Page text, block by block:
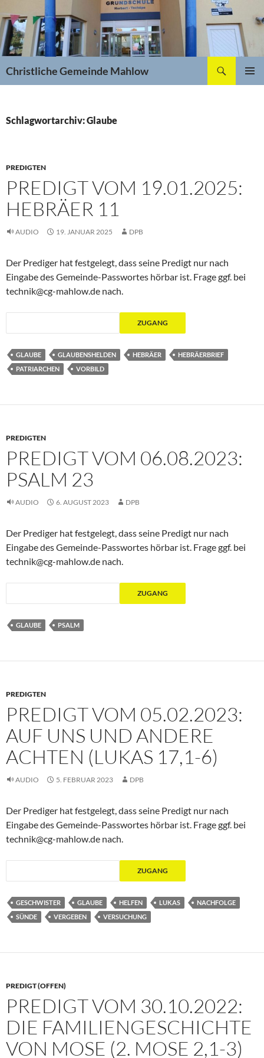
Inhalt
springen
Christliche Gemeinde Mahlow
Schlagwortarchiv: Glaube
PREDIGTEN
PREDIGT VOM 19.01.2025:
HEBRÄER 11
AUDIO 19. JANUAR 2025 DPB
Der Prediger hat festgelegt, dass seine Predigt nur nach
Eingabe des Gemeinde-Passwortes hörbar ist. Frage ggf. bei
technik@cg-mahlow.de nach.
GLAUBE GLAUBENSHELDEN HEBRÄER
HEBRÄERBRIEF
PATRIARCHEN
VORBILD
PREDIGTEN
PREDIGT VOM 06.08.2023:
PSALM 23
AUDIO 6. AUGUST 2023 DPB
Der Prediger hat festgelegt, dass seine Predigt nur nach
Eingabe des Gemeinde-Passwortes hörbar ist. Frage ggf. bei
technik@cg-mahlow.de nach.
GLAUBE PSALM
PREDIGTEN
PREDIGT VOM 05.02.2023:
AUF UNS UND ANDERE
ACHTEN (LUKAS 17,1-6)
AUDIO 5. FEBRUAR 2023 DPB
Der Prediger hat festgelegt, dass seine Predigt nur nach
Eingabe des Gemeinde-Passwortes hörbar ist. Frage ggf. bei
technik@cg-mahlow.de nach.
GESCHWISTER GLAUBE HELFEN LUKAS
NACHFOLGE
SÜNDE
VERGEBEN VERSUCHUNG
PREDIGT (OFFEN)
PREDIGT VOM 30.10.2022:
DIE FAMILIENGESCHICHTE
VON MOSE (2. MOSE 2,1-3)